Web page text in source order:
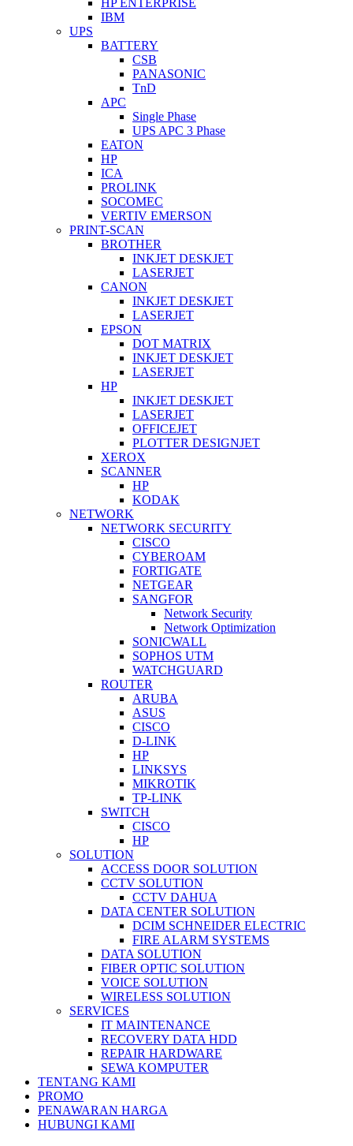
HP ENTERPRISE
IBM
UPS
BATTERY
CSB
PANASONIC
TnD
APC
Single Phase
UPS APC 3 Phase
EATON
HP
ICA
PROLINK
SOCOMEC
VERTIV EMERSON
PRINT-SCAN
BROTHER
INKJET DESKJET
LASERJET
CANON
INKJET DESKJET
LASERJET
EPSON
DOT MATRIX
INKJET DESKJET
LASERJET
HP
INKJET DESKJET
LASERJET
OFFICEJET
PLOTTER DESIGNJET
XEROX
SCANNER
HP
KODAK
NETWORK
NETWORK SECURITY
CISCO
CYBEROAM
FORTIGATE
NETGEAR
SANGFOR
Network Security
Network Optimization
SONICWALL
SOPHOS UTM
WATCHGUARD
ROUTER
ARUBA
ASUS
CISCO
D-LINK
HP
LINKSYS
MIKROTIK
TP-LINK
SWITCH
CISCO
HP
SOLUTION
ACCESS DOOR SOLUTION
CCTV SOLUTION
CCTV DAHUA
DATA CENTER SOLUTION
DCIM SCHNEIDER ELECTRIC
FIRE ALARM SYSTEMS
DATA SOLUTION
FIBER OPTIC SOLUTION
VOICE SOLUTION
WIRELESS SOLUTION
SERVICES
IT MAINTENANCE
RECOVERY DATA HDD
REPAIR HARDWARE
SEWA KOMPUTER
TENTANG KAMI
PROMO
PENAWARAN HARGA
HUBUNGI KAMI